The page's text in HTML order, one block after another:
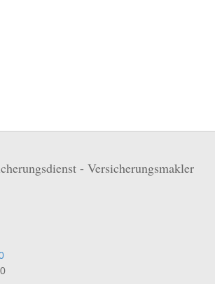
- Versicherungsmakler